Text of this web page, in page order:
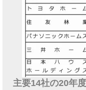
主要14社の20年